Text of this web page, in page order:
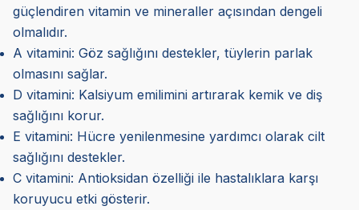
güçlendiren vitamin ve mineraller açısından dengeli
olmalıdır.
A vitamini: Göz sağlığını destekler, tüylerin parlak
olmasını sağlar.
D vitamini: Kalsiyum emilimini artırarak kemik ve diş
sağlığını korur.
E vitamini: Hücre yenilenmesine yardımcı olarak cilt
sağlığını destekler.
C vitamini: Antioksidan özelliği ile hastalıklara karşı
koruyucu etki gösterir.